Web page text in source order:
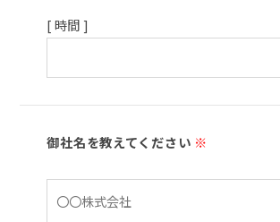
[ 時間 ]
御社名を教えてください ※